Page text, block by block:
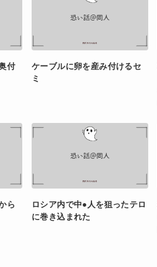
付
ケーブルに卵を産み付けるセ
ミ
ら
ロシア内で中●人を狙ったテロ
に巻き込まれた